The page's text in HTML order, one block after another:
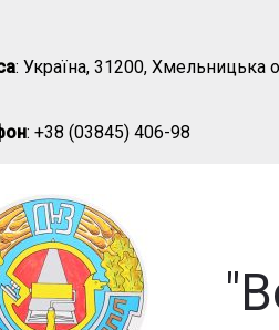
: Україна, 31200, Хмельницька
: +38 (03845) 406-98